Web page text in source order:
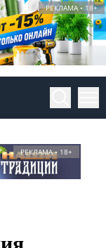
РЕКЛАМА • 18+
РЕКЛАМА • 18+